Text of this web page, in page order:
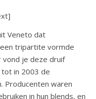
Veneto dat
tripartite vormde
vond je deze druif
in 2003 de
Producenten waren
in hun blends, en